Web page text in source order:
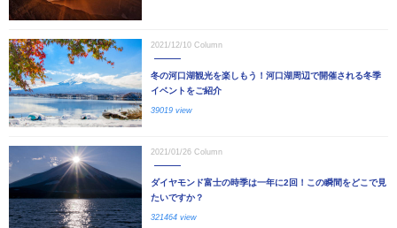
2021/12/10 Column
冬の河口湖観光を楽しもう！河口湖周辺で開催される冬季
イベントをご紹介
39019 view
2021/01/26 Column
ダイヤモンド富士の時季は一年に2回！この瞬間をどこで見
たいですか？
321464 view